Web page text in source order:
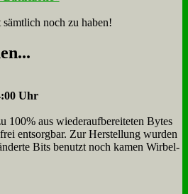
sämt­lich noch zu haben!
Uhr
100% aus wie­der­auf­bereite­ten Bytes
ent­sorg­bar. Zur Herstellung wurden
Bits benutzt noch kamen Wir­bel­